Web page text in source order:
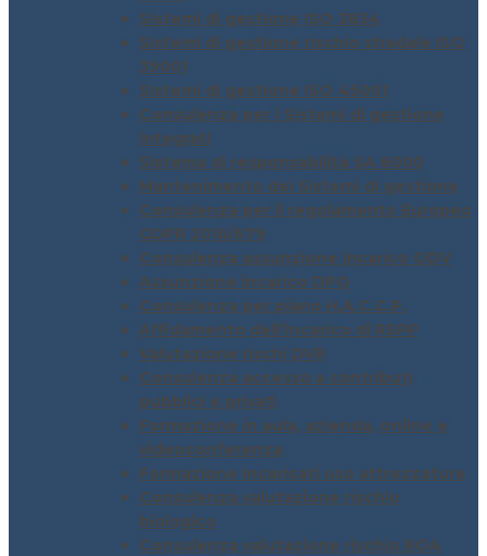
Sistemi di gestione ISO 3834
Sistemi di gestione rischio stradale ISO
39001
Sistemi di gestione ISO 45001
Consulenza per i Sistemi di gestione
integrati
Sistema di responsabilità SA 8000
Mantenimento dei Sistemi di gestione
Consulenza per il regolamento Europeo
GDPR 2016/679
Consulenza assunzione incarico ODV
Assunzione incarico DPO
Consulenza per piano H.A.C.C.P.
Affidamento dell’incarico di RSPP
Valutazione rischi DVR
Consulenza accesso a contributi
pubblici e privati
Formazione in aula, azienda, online e
videoconferenza
Formazione incaricati uso attrezzature
Consulenza valutazione rischio
biologico
Consulenza valutazione rischio ROA